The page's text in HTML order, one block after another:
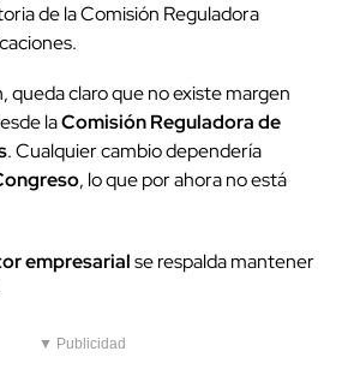
de la Comisión Reguladora
queda claro que no existe margen
laComisión Reguladora de
. Cualquier cambio dependería
, lo que por ahora no está
empresarialse respalda mantener
▼ Publicidad